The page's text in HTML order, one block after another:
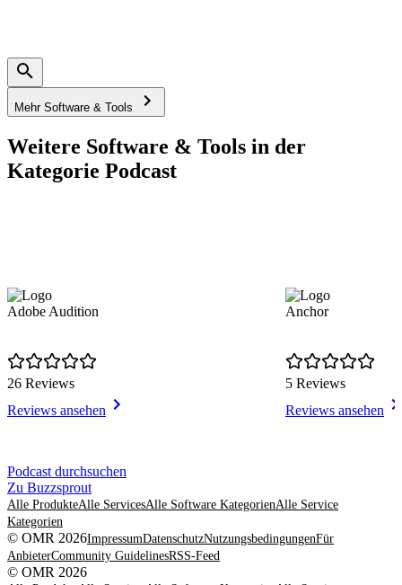
Mehr Software & Tools
Weitere Software & Tools in der
Kategorie Podcast
Adobe Audition
26 Reviews
Reviews ansehen
Anchor
5 Reviews
Reviews ansehen
Item
1
of
8
Podcast durchsuchen
Zu Buzzsprout
Alle ProdukteAlle ServicesAlle Software KategorienAlle Service
Kategorien
© OMR 2026ImpressumDatenschutzNutzungsbedingungenFür
AnbieterCommunity GuidelinesRSS-Feed
© OMR 2026